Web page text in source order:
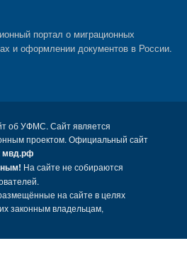
портал о миграционных
и оформлении документов в России.
об УФМС. Сайт является
проектом. Официальный сайт
мвд.рф
На сайте не собираются
на сайте в целях
законным владельцам,